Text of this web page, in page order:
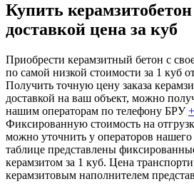
Купить
доставкой цена за куб
Приобрести керамзитный бетон с
по самой низкой стоимости за 1 куб
Получить точную цену заказа
доставкой на ваш объект, можно
нашим операторам по телефону БРУ
Фиксированную стоимость на
можно уточнить у операторов
таблице представлены
керамзитом за 1 куб. Цена
керамзитовым наполнителем